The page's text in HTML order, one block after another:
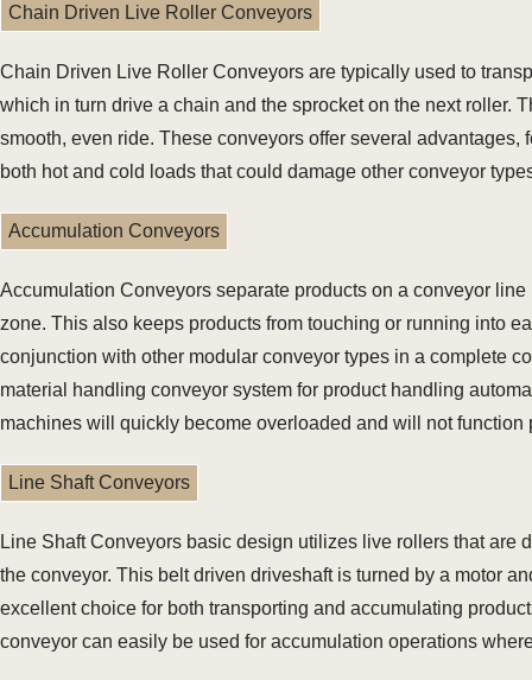
Chain Driven Live Roller Conveyors
Chain Driven Live Roller Conveyors are typically used to
which in turn drive a chain and the sprocket on the next roller.
smooth, even ride. These conveyors offer several
both hot and cold loads that could damage other conveyor
Accumulation Conveyors
Accumulation Conveyors separate products on a conveyor
zone. This also keeps products from touching or running into
conjunction with other modular conveyor types in a complete
material handling conveyor system for product handling
machines will quickly become overloaded and will not function
Line Shaft Conveyors
Line Shaft Conveyors basic design utilizes live rollers that are
the conveyor. This belt driven driveshaft is turned by a motor
excellent choice for both transporting and accumulating
conveyor can easily be used for accumulation operations